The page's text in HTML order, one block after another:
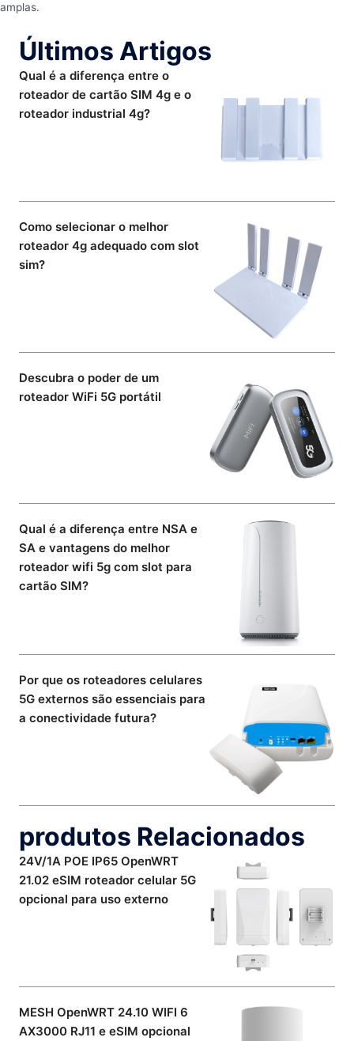
amplas.
Últimos Artigos
Qual é a diferença entre o
roteador de cartão SIM 4g e o
roteador industrial 4g?
Como selecionar o melhor
roteador 4g adequado com slot
sim?
Descubra o poder de um
roteador WiFi 5G portátil
Qual é a diferença entre NSA e
SA e vantagens do melhor
roteador wifi 5g com slot para
cartão SIM?
Por que os roteadores celulares
5G externos são essenciais para
a conectividade futura?
produtos Relacionados
24V/1A POE IP65 OpenWRT
21.02 eSIM roteador celular 5G
opcional para uso externo
MESH OpenWRT 24.10 WIFI 6
AX3000 RJ11 e eSIM opcional